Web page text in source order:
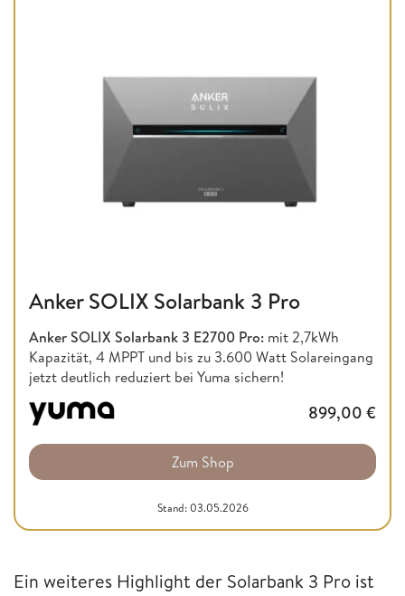
Anker SOLIX Solarbank 3 Pro
Anker SOLIX Solarbank 3 E2700 Pro: mit 2,7kWh
Kapazität, 4 MPPT und bis zu 3.600 Watt Solareingang
jetzt deutlich reduziert bei Yuma sichern!
899,00 €
Zum Shop
Stand: 03.05.2026
Ein weiteres Highlight der Solarbank 3 Pro ist